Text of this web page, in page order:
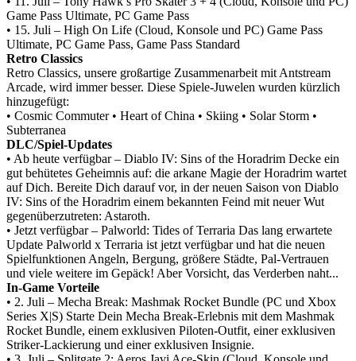
Game Pass Ultimate, PC Game Pass
• 15. Juli – High On Life (Cloud, Konsole und PC) Game Pass
Ultimate, PC Game Pass, Game Pass Standard
Retro Classics
Retro Classics, unsere großartige Zusammenarbeit mit Antstream
Arcade, wird immer besser. Diese Spiele-Juwelen wurden kürzlich
hinzugefügt:
• Cosmic Commuter • Heart of China • Skiing • Solar Storm •
Subterranea
DLC/Spiel-Updates
• Ab heute verfügbar – Diablo IV: Sins of the Horadrim Decke ein
gut behütetes Geheimnis auf: die arkane Magie der Horadrim wartet
auf Dich. Bereite Dich darauf vor, in der neuen Saison von Diablo
IV: Sins of the Horadrim einem bekannten Feind mit neuer Wut
gegenüberzutreten: Astaroth.
• Jetzt verfügbar – Palworld: Tides of Terraria Das lang erwartete
Update Palworld x Terraria ist jetzt verfügbar und hat die neuen
Spielfunktionen Angeln, Bergung, größere Städte, Pal-Vertrauen
und viele weitere im Gepäck! Aber Vorsicht, das Verderben naht...
In-Game Vorteile
• 2. Juli – Mecha Break: Mashmak Rocket Bundle (PC und Xbox
Series X|S) Starte Dein Mecha Break-Erlebnis mit dem Mashmak
Rocket Bundle, einem exklusiven Piloten-Outfit, einer exklusiven
Striker-Lackierung und einer exklusiven Insignie.